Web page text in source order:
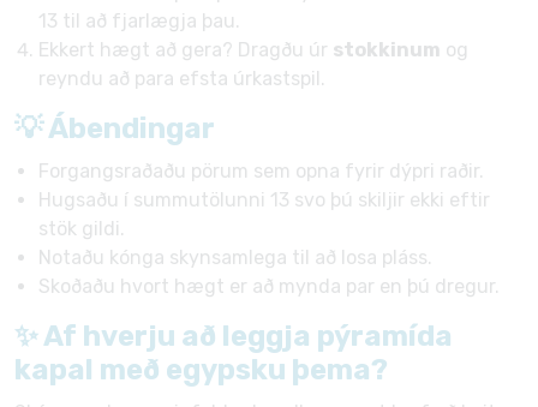
13 til að fjarlægja þau.
Ekkert hægt að gera? Dragðu úr stokkinum og
reyndu að para efsta úrkastspil.
💡 Ábendingar
Forgangsraðaðu pörum sem opna fyrir dýpri raðir.
Hugsaðu í summutölunni 13 svo þú skiljir ekki eftir
stök gildi.
Notaðu kónga skynsamlega til að losa pláss.
Skoðaðu hvort hægt er að mynda par en þú dregur.
✨ Af hverju að leggja pýramída
kapal með egypsku þema?